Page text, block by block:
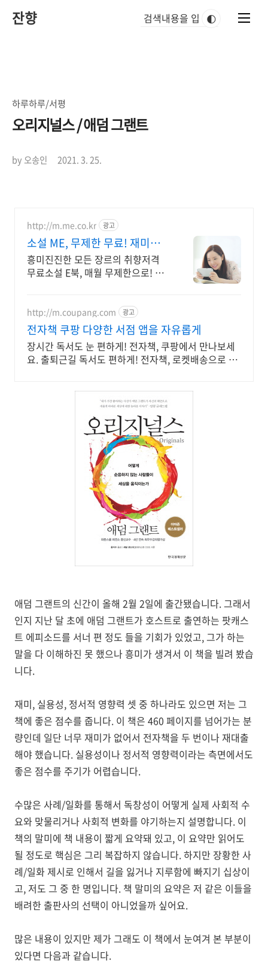
잔향 🌓
하루하루/서평
오리지널스 / 애덤 그랜트
by 오송인 2021. 3. 25.
http://m.me.co.kr 광고
소설 ME, 무제한 무료! 재미가
가득한곳!
흥미진진한 모든 장르의 취향저격
무료소설 E북, 매월 무제한으로! 첫
http://m.coupang.com 광고
전자책 쿠팡 다양한 서점 앱을 자유롭게
장시간 독서도 눈 편하게! 전자책, 쿠팡에서 만나보세
요. 출퇴근길 독서도 편하게! 전자책, 로켓배송으로 빠
애덤 그랜트의 신간이 올해 2월 2일에 출간됐습니다. 그래서
인지 지난 달 초에 애덤 그랜트가 호스트로 출연하는 팟캐스
트 에피소드를 서너 편 정도 들을 기회가 있었고, 그가 하는
말을 다 이해하진 못 했으나 흥미가 생겨서 이 책을 빌려 봤습
니다.
재미, 실용성, 정서적 영향력 셋 중 하나라도 있으면 저는 그
책에 좋은 점수를 줍니다. 이 책은 460 페이지를 넘어가는 분
량인데 일단 너무 재미가 없어서 전자책을 두 번이나 재대출
해야 했습니다. 실용성이나 정서적 영향력이라는 측면에서도
좋은 점수를 주기가 어렵습니다.
수많은 사례/일화를 통해서 독창성이 어떻게 실제 사회적 수
요와 맞물리거나 사회적 변화를 야기하는지 설명합니다. 이
책의 말미에 책 내용이 짧게 요약돼 있고, 이 요약만 읽어도
될 정도로 핵심은 그리 복잡하지 않습니다.하지만 장황한 사
례/일화 제시로 인해서 길을 잃거나 지루함에 빠지기 십상이
고, 저도 그 중 한 명입니다. 책 말미의 요약은 저 같은 이들을
배려한 출판사의 선택이 아니었을까 싶어요.
많은 내용이 있지만 제가 그래도 이 책에서 눈여겨 본 부분이
있다면 다음과 같습니다.